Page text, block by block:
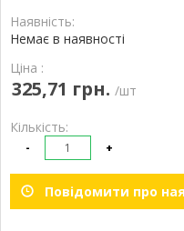
Наявність:
Немає в наявності
Ціна :
325,71 грн. /шт
Кількість:
- +
Повідомити про